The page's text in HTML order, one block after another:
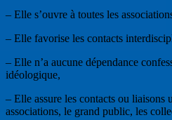
– Elle s’ouvre à toutes les
– Elle favorise les contacts
– Elle n’a aucune dépendance
idéologique,
– Elle assure les contacts ou liaisons
associations, le grand public, les